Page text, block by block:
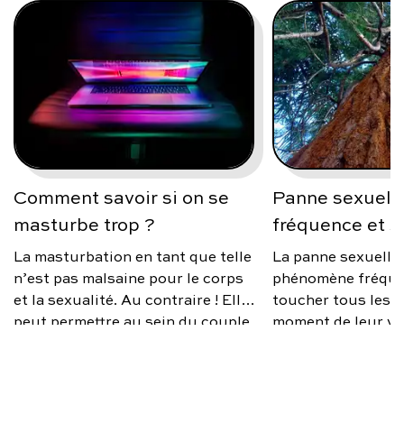
Comment savoir si on se
masturbe trop ?
La masturbation en tant que telle
n’est pas malsaine pour le corps
et la sexualité. Au contraire ! Elle
peut permettre au sein du couple
Panne
fréquence et
La panne
phénomène
toucher tous les
moment de leur